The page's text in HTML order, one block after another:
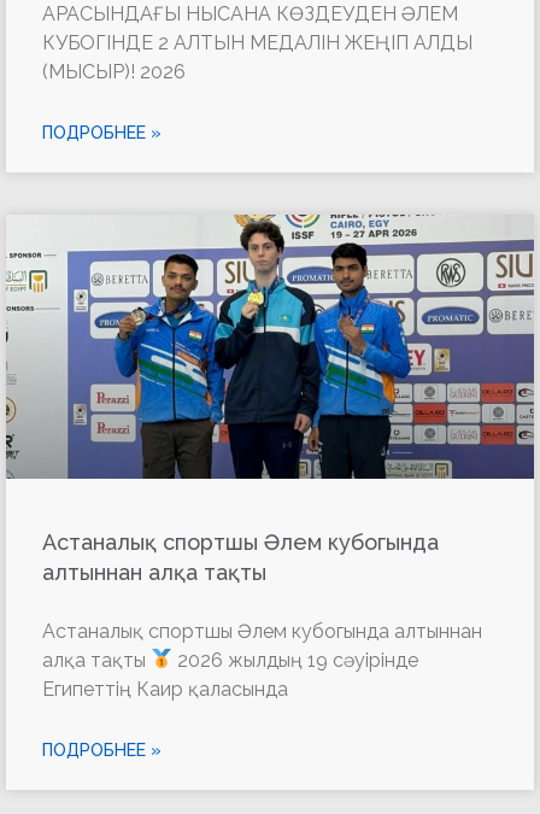
АРАСЫНДАҒЫ НЫСАНА КӨЗДЕУДЕН ӘЛЕМ
КУБОГІНДЕ 2 АЛТЫН МЕДАЛІН ЖЕҢІП АЛДЫ
(МЫСЫР)! 2026
ПОДРОБНЕЕ »
Астаналық спортшы Әлем кубогында
алтыннан алқа тақты
Астаналық спортшы Әлем кубогында алтыннан
алқа тақты
2026 жылдың 19 сәуірінде
Египеттің Каир қаласында
ПОДРОБНЕЕ »